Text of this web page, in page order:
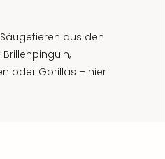
aus den
oder Gorillas – hier